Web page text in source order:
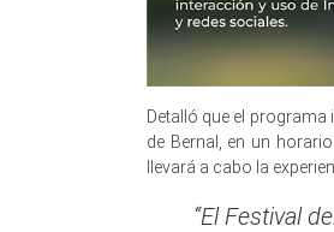
Detalló que el programa
de Bernal, en un
llevará a cabo la
“El Festival